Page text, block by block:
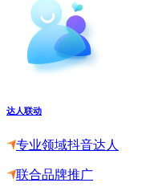
达人联动
专业领域抖音达人
联合品牌推广